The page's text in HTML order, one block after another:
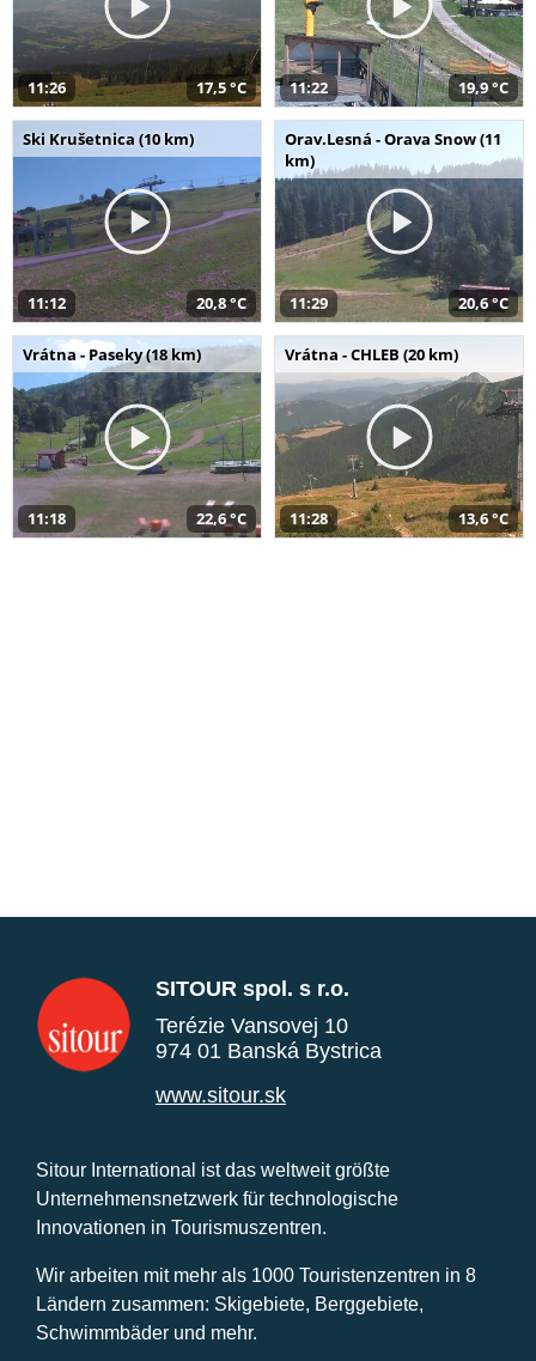
11:26 17,5 °C 11:22 19,9 °C
Ski Krušetnica (10 km)
11:12 20,8 °C
Orav.Lesná - Orava Snow (11
km)
11:29 20,6 °C
Vrátna - Paseky (18 km)
11:18 22,6 °C
Vrátna - CHLEB (20 km)
11:28 13,6 °C
SITOUR spol. s r.o.
Terézie Vansovej 10
974 01 Banská Bystrica
www.sitour.sk
Sitour International ist das weltweit größte
Unternehmensnetzwerk für technologische
Innovationen in Tourismuszentren.
Wir arbeiten mit mehr als 1000 Touristenzentren in 8
Ländern zusammen: Skigebiete, Berggebiete,
Schwimmbäder und mehr.